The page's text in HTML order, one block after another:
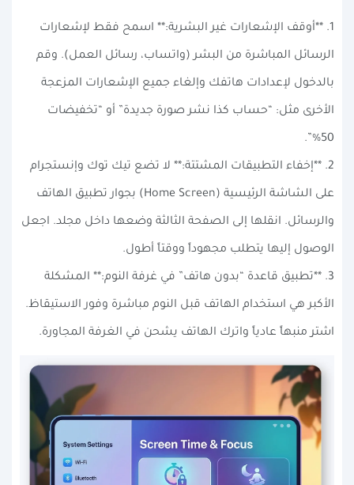
1. **أوقف الإشعارات غير البشرية:** اسمح فقط لإشعارات
الرسائل المباشرة من البشر (واتساب، رسائل العمل). وقم
بالدخول لإعدادات هاتفك وإلغاء جميع الإشعارات المزعجة
الأخرى مثل: “حساب كذا نشر صورة جديدة” أو “تخفيضات
50%”.
2. **إخفاء التطبيقات المشتتة:** لا تضع تيك توك وإنستجرام
على الشاشة الرئيسية (Home Screen) بجوار تطبيق الهاتف
والرسائل. انقلها إلى الصفحة الثالثة وضعها داخل مجلد. اجعل
الوصول إليها يتطلب مجهوداً ووقتاً أطول.
3. **تطبيق قاعدة “بدون هاتف” في غرفة النوم:** المشكلة
الأكبر هي استخدام الهاتف قبل النوم مباشرة وفور الاستيقاظ.
اشترِ منبهاً عادياً واترك الهاتف يشحن في الغرفة المجاورة.